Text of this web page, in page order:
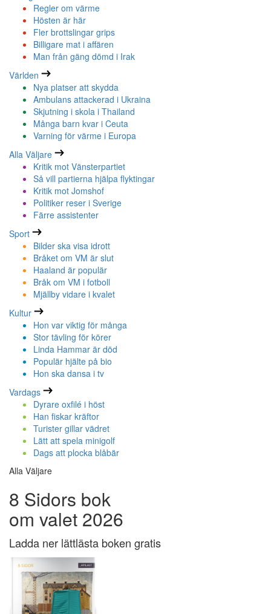
Regler om värme
Hösten är här
Fler brottslingar grips
Billigare mat i affären
Man från gäng dömd i Irak
Världen
Nya platser att skydda
Ambulans attackerad i Ukraina
Skjutning i skola i Thailand
Många barn kvar i Ceuta
Varning för värme i Europa
Alla Väljare
Kritik mot Vänsterpartiet
Så vill partierna hjälpa flyktingar
Kritik mot Jomshof
Politiker reser i Sverige
Färre assistenter
Sport
Bilder ska visa idrott
Bråket om VM är slut
Haaland är populär
Bråk om VM i fotboll
Mjällby vidare i kvalet
Kultur
Hon var viktig för många
Stor tävling för körer
Linda Hammar är död
Populär hjälte på bio
Hon ska dansa i tv
Vardags
Dyrare oxfilé i höst
Han fiskar kräftor
Turister gillar vädret
Lätt att spela minigolf
Dags att plocka blåbär
Alla Väljare
8 Sidors bok
om valet 2026
Ladda ner lättlästa boken gratis